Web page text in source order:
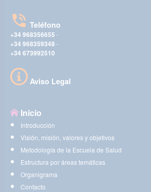
Teléfono
+34 968356655 -
+34 968359348 -
+34 673992510
Aviso Legal
Inicio
Introducción
Visión, misión, valores y objetivos
Metodología de la Escuela de Salud
Estructura por áreas temáticas
Organigrama
Contacto